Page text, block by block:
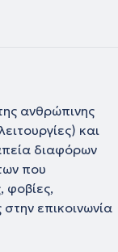
ανθρώπινης
και
διαφόρων
που
φοβίες,
επικοινωνία